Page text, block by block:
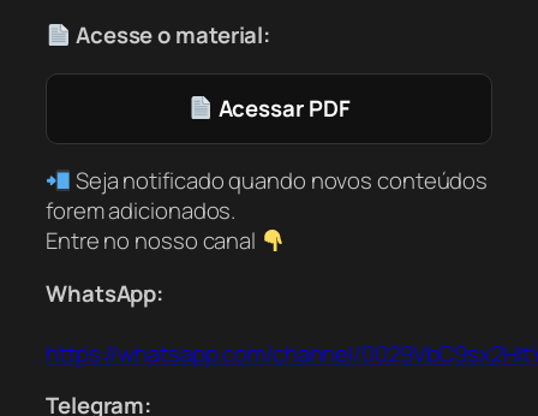
Acesse o material:
Acessar PDF
Seja notificado quando novos conteúdos
forem adicionados.
Entre no nosso canal
WhatsApp:
https://whatsapp.com/channel/
Telegram: